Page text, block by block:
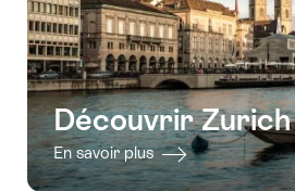
Découvrir Zurich
En savoir plus